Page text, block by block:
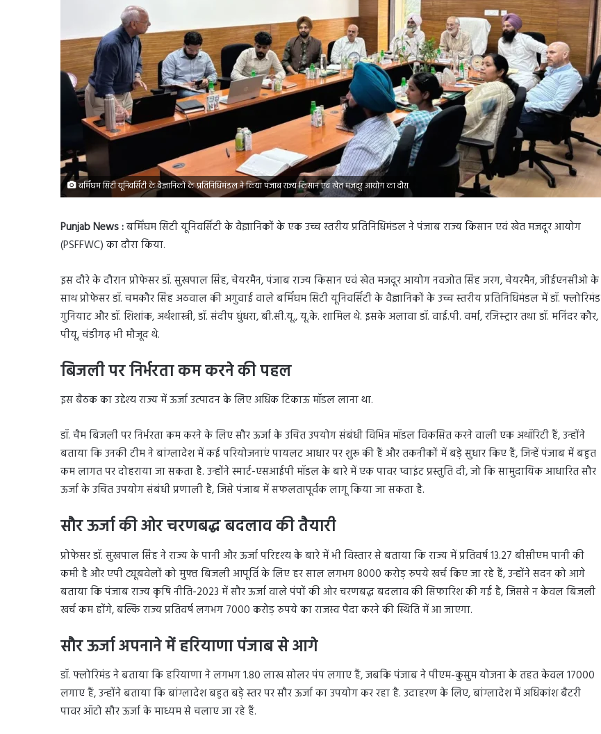
बर्मिंघम सिटी यूनिवर्सिटी के वैज्ञानिकों के प्रतिनिधिमंडल ने किया पंजाब राज्य किसान एवं खेत मजदूर आयोग का दौरा
Punjab News :बर्मिंघम सिटी यूनिवर्सिटी के वैज्ञानिकों के एक उच्च स्तरीय प्रतिनिधिमंडल ने पंजाब राज्य किसान एवं खेत मजदूर आयोग
(PSFFWC) का दौरा किया.
इस दौरे के दौरान प्रोफेसर डॉ. सुखपाल सिंह, चेयरमैन, पंजाब राज्य किसान एवं खेत मजदूर आयोग नवजोत सिंह जरग, चेयरमैन, जीईएनसीओ के
साथ प्रोफेसर डॉ. चमकौर सिंह अठवाल की अगुवाई वाले बर्मिंघम सिटी यूनिवर्सिटी के वैज्ञानिकों के उच्च स्तरीय प्रतिनिधिमंडल में डॉ. फ्लोरिमंड
गुनियाट और डॉ. शिशांक, अर्थशास्त्री, डॉ. संदीप धुंधरा, बी.सी.यू., यू.के. शामिल थे. इसके अलावा डॉ. वाई.पी. वर्मा, रजिस्ट्रार तथा डॉ. मनिंदर कौर,
पीयू, चंडीगढ़ भी मौजूद थे.
बिजली पर निर्भरता कम करने की पहल
इस बैठक का उद्देश्य राज्य में ऊर्जा उत्पादन के लिए अधिक टिकाऊ मॉडल लाना था.
डॉ. चैम बिजली पर निर्भरता कम करने के लिए सौर ऊर्जा के उचित उपयोग संबंधी विभिन्न मॉडल विकसित करने वाली एक अथॉरिटी हैं, उन्होंने
बताया कि उनकी टीम ने बांग्लादेश में कई परियोजनाएं पायलट आधार पर शुरू की हैं और तकनीकों में बड़े सुधार किए हैं, जिन्हें पंजाब में बहुत
कम लागत पर दोहराया जा सकता है. उन्होंने स्मार्ट-एसआईपी मॉडल के बारे में एक पावर प्वाइंट प्रस्तुति दी, जो कि सामुदायिक आधारित सौर
ऊर्जा के उचित उपयोग संबंधी प्रणाली है, जिसे पंजाब में सफलतापूर्वक लागू किया जा सकता है.
सौर ऊर्जा की ओर चरणबद्ध बदलाव की तैयारी
प्रोफेसर डॉ. सुखपाल सिंह ने राज्य के पानी और ऊर्जा परिदृश्य के बारे में भी विस्तार से बताया कि राज्य में प्रतिवर्ष 13.27 बीसीएम पानी की
कमी है और एपी ट्यूबवेलों को मुफ्त बिजली आपूर्ति के लिए हर साल लगभग 8000 करोड़ रुपये खर्च किए जा रहे हैं, उन्होंने सदन को आगे
बताया कि पंजाब राज्य कृषि नीति-2023 में सौर ऊर्जा वाले पंपों की ओर चरणबद्ध बदलाव की सिफारिश की गई है, जिससे न केवल बिजली
खर्च कम होंगे, बल्कि राज्य प्रतिवर्ष लगभग 7000 करोड़ रुपये का राजस्व पैदा करने की स्थिति में आ जाएगा.
सौर ऊर्जा अपनाने में हरियाणा पंजाब से आगे
डॉ. फ्लोरिमंड ने बताया कि हरियाणा ने लगभग 1.80 लाख सोलर पंप लगाए हैं, जबकि पंजाब ने पीएम-कुसुम योजना के तहत केवल 17000
लगाए हैं, उन्होंने बताया कि बांग्लादेश बहुत बड़े स्तर पर सौर ऊर्जा का उपयोग कर रहा है. उदाहरण के लिए, बांग्लादेश में अधिकांश बैटरी
पावर ऑटो सौर ऊर्जा के माध्यम से चलाए जा रहे हैं.